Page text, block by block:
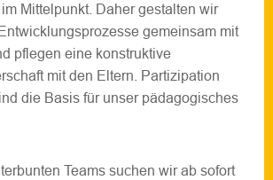
Mittelpunkt. Daher gestalten wir
gemeinsam mit
pflegen eine konstruktive
mit den Eltern. Partizipation
die Basis für unser pädagogisches
Teams suchen wir ab sofort